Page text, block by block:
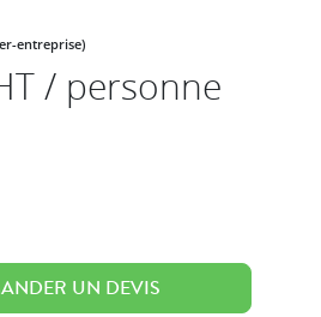
entreprise)
/ personne
UN DEVIS